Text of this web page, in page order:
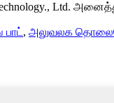
Technology., Ltd.
பாட், அலுவலக